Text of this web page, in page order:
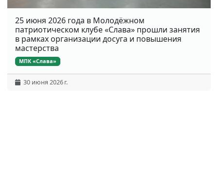
25 июня 2026 года в Молодёжном
патриотическом клубе «Слава» прошли занятия
в рамках организации досуга и повышения
мастерства
МПК «Слава»
30 июня 2026 г.